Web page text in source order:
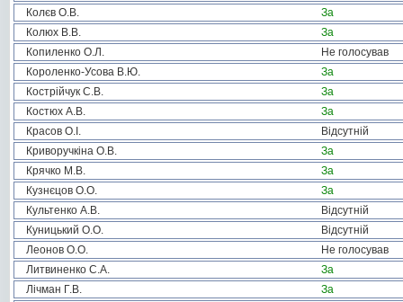
Колєв О.В.
За
Колюх В.В.
За
Копиленко О.Л.
Не голосував
Короленко-Усова В.Ю.
За
Кострійчук С.В.
За
Костюх А.В.
За
Красов О.І.
Відсутній
Криворучкіна О.В.
За
Крячко М.В.
За
Кузнєцов О.О.
За
Культенко А.В.
Відсутній
Куницький О.О.
Відсутній
Леонов О.О.
Не голосував
Литвиненко С.А.
За
Лічман Г.В.
За